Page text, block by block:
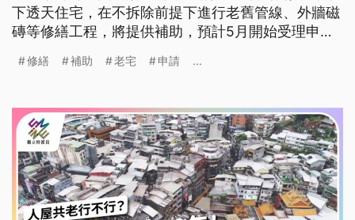
下透天住宅，在不拆除前提下進行老舊管線、外牆磁
磚等修繕工程，將提供補助，預計5月開始受理申
金額以實際修繕費65%為限。
修繕 補助 老宅 申請 ...